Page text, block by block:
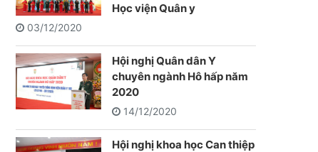
Học viện Quân y
03/12/2020
Hội nghị Quân dân Y
chuyên ngành Hô hấp năm
2020
14/12/2020
Hội nghị khoa học Can thiệp